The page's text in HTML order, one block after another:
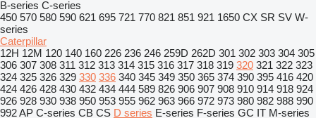
B-series C-series
450 570 580 590 621 695 721 770 821 851 921 1650 CX SR SV W-
series
Caterpillar
12H 12M 120 140 160 226 236 246 259D 262D 301 302 303 304 305
306 307 308 311 312 313 314 315 316 317 318 319 320 321 322 323
324 325 326 329 330 336 340 345 349 350 365 374 390 395 416 420
424 426 428 430 432 434 444 589 826 906 907 908 910 914 918 924
926 928 930 938 950 953 955 962 963 966 972 973 980 982 988 990
992AP C-series CB CS D series E-series F-series GC IT M-series